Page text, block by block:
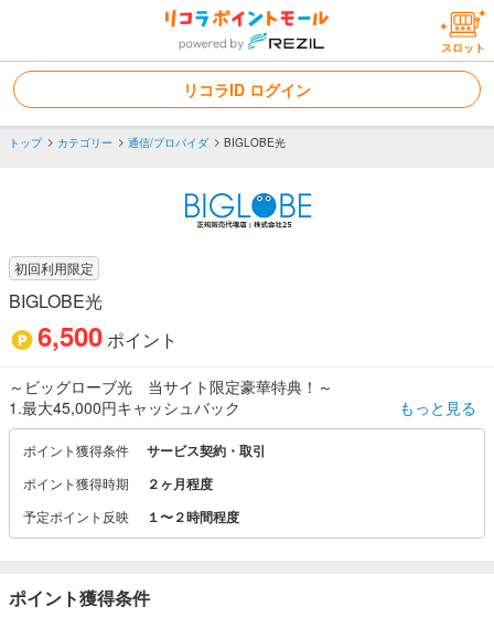
スロット
リコラID ログイン
トップ カテゴリー 通信/プロバイダ BIGLOBE光
初回利用限定
BIGLOBE光
6,500ポイント
～ビッグローブ光 当サイト限定豪華特典！～
1.最大45,000円キャッシュバック
3.auユーザーはさらに割引特典あり！
もっと見る
ポイント獲得条件 サービス契約・取引
ポイント獲得時期 ２ヶ月程度
予定ポイント反映 １〜２時間程度
ポイント獲得条件